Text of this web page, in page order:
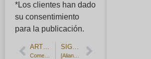
*Los clientes han dado
su consentimiento
para la publicación.
ARTÍCULO ANTERIOR SIGUIENTE ARTÍCULO